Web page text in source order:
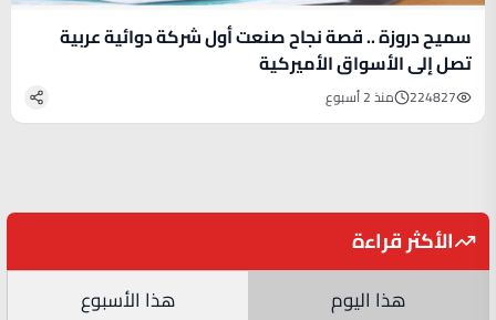
سميح دروزة .. قصة نجاح صنعت أول شركة دوائية عربية
تصل إلى الأسواق الأميركية
224827 منذ 2 أسبوع
الأكثر قراءة
هذا اليوم هذا الأسبوع